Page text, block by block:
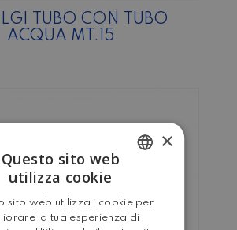
TUBO CON TUBO
ACQUA MT.15
ENGLISH
×
Questo sito web
utilizza cookie
sito web utilizza i cookie per
la tua esperienza di